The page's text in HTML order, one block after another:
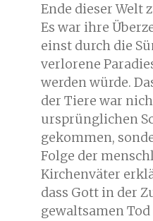
Ende dieser Welt
Es war ihre
einst durch die
verlorene
werden würde.
der Tiere war
ursprünglichen
gekommen,
Folge der
Kirchenväter
dass Gott in der
gewaltsamen